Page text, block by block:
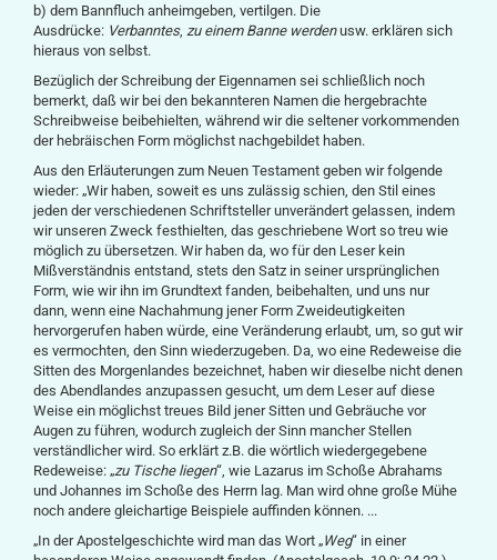
b) dem Bannfluch anheimgeben, vertilgen. Die
Ausdrücke: Verbanntes, zu einem Banne werdenusw. erklären sich
hieraus von selbst.
Bezüglich der Schreibung der Eigennamen sei schließlich noch
bemerkt, daß wir bei den bekannteren Namen die hergebrachte
Schreibweise beibehielten, während wir die seltener vorkommenden
der hebräischen Form möglichst nachgebildet haben.
Aus den Erläuterungen zum Neuen Testament geben wir folgende
wieder: „Wir haben, soweit es uns zulässig schien, den Stil eines
jeden der verschiedenen Schriftsteller unverändert gelassen, indem
wir unseren Zweck festhielten, das geschriebene Wort so treu wie
möglich zu übersetzen. Wir haben da, wo für den Leser kein
Mißverständnis entstand, stets den Satz in seiner ursprünglichen
Form, wie wir ihn im Grundtext fanden, beibehalten, und uns nur
dann, wenn eine Nachahmung jener Form Zweideutigkeiten
hervorgerufen haben würde, eine Veränderung erlaubt, um, so gut wir
es vermochten, den Sinn wiederzugeben. Da, wo eine Redeweise die
Sitten des Morgenlandes bezeichnet, haben wir dieselbe nicht denen
des Abendlandes anzupassen gesucht, um dem Leser auf diese
Weise ein möglichst treues Bild jener Sitten und Gebräuche vor
Augen zu führen, wodurch zugleich der Sinn mancher Stellen
verständlicher wird. So erklärt z.B. die wörtlich wiedergegebene
Redeweise: „zu Tische liegen“, wie Lazarus im Schoße Abrahams
und Johannes im Schoße des Herrn lag. Man wird ohne große Mühe
noch andere gleichartige Beispiele auffinden können. ...
„In der Apostelgeschichte wird man das Wort „Weg“ in einer